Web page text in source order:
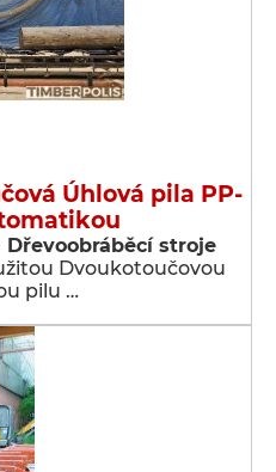
Úhlová pila PP-
stroje
Dvoukotoučovou
pilu …